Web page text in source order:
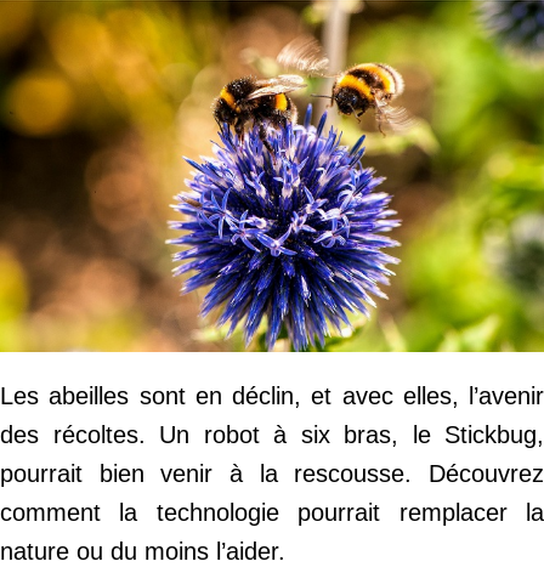
Les abeilles sont en déclin, et avec elles, l’avenir
des récoltes. Un robot à six bras, le Stickbug,
pourrait bien venir à la rescousse. Découvrez
comment la technologie pourrait remplacer la
nature ou du moins l’aider.